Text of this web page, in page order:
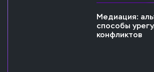
Медиация:
способы
конфликтов